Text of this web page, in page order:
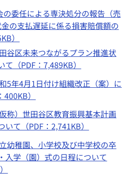
の委任による専決処分の報告（売
の支払遅延に係る損害賠償額の
）
谷区未来つながるプラン推進状
（PDF：7,489KB）
5年4月1日付け組織改正（案）に
）
仮称）世田谷区教育振興基本計画
て（PDF：2,741KB）
幼稚園、小学校及び中学校の卒
入学（園）式の日程について